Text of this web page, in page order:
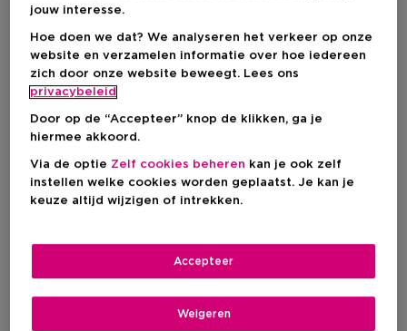
REF STOCKHOLM
Dry Shampoo N°204
Verfrissende Droogshampoo
€ 25,50
REF STOCKHOLM
Mini Dry Shampoo N°204
Verfrissende Droogshampoo
€ 12,95
jouw interesse.
Hoe doen we dat? We analyseren het verkeer op onze
website en verzamelen informatie over hoe iedereen
zich door onze website beweegt. Lees ons
privacybeleid
Door op de “Accepteer” knop de klikken, ga je
hiermee akkoord.
Via de optie Zelf cookies beheren kan je ook zelf
instellen welke cookies worden geplaatst. Je kan je
keuze altijd wijzigen of intrekken.
Weigeren
Accepteer